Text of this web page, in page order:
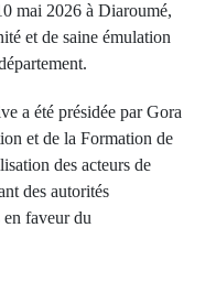
mai 2026 à Diaroumé,
et de saine émulation
a été présidée par Gora
et de la Formation de
des acteurs de
des autorités
en faveur du